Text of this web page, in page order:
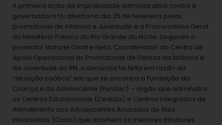
A primeira ação de improbidade administrativa contra a
governadora foi aberta no dia 25 de fevereiro pelas
promotorias de Infância e Juventude e a Procuradoria Geral
do Ministério Público do Rio Grande do Norte. Segundo o
promotor Manoel Onofre Neto, Coordenador do Centro de
Apoio Operacional às Promotorias de Defesa da Infância e
da Juventude do RN, a denúncia foi feita em razão da
“situação caótica” em que se encontra a Fundação da
Criança e do Adolescente (Fundac) – órgão que administra
os Centros Educacionais (Ceducs) e Centros Integrados de
Atendimento aos Adolescentes Acusados de Atos
Infracionais (Ciads) que acolhem os menores infratores.